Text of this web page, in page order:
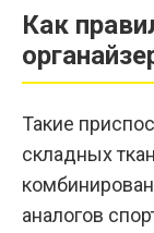
Как
Такие
складных
аналогов